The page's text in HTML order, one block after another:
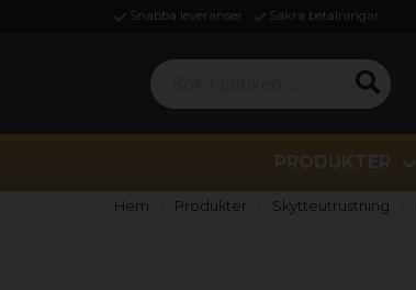
Snabba leveranser Säkra betalningar
Sök i butiken ...
PRODUKTER
Hem Produkter Skytteutrustning